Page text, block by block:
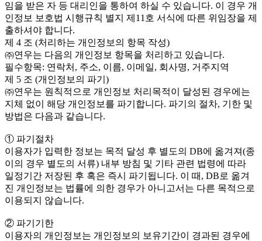
임을 받은 자 등 대리인을 통하여 하실 수 있습니다. 이 경우 개
인정보 보호법 시행규칙 별지 제11호 서식에 따른 위임장을 제
출하셔야 합니다.
제 4 조 (처리하는 개인정보의 항목 작성)
㈜연우는 다음의 개인정보 항목을 처리하고 있습니다.
필수항목: 연락처, 주소, 이름, 이메일, 회사명, 거주지역
제 5 조 (개인정보의 파기)
㈜연우는 원칙적으로 개인정보 처리목적이 달성된 경우에는
지체 없이 해당 개인정보를 파기합니다. 파기의 절차, 기한 및
방법은 다음과 같습니다.
① 파기절차
이용자가 입력한 정보는 목적 달성 후 별도의 DB에 옮겨져(종
이의 경우 별도의 서류) 내부 방침 및 기타 관련 법령에 따라
일정기간 저장된 후 혹은 즉시 파기됩니다. 이 때, DB로 옮겨
진 개인정보는 법률에 의한 경우가 아니고서는 다른 목적으로
이용되지 않습니다.
② 파기기한
이용자의 개인정보는 개인정보의 보유기간이 경과된 경우에